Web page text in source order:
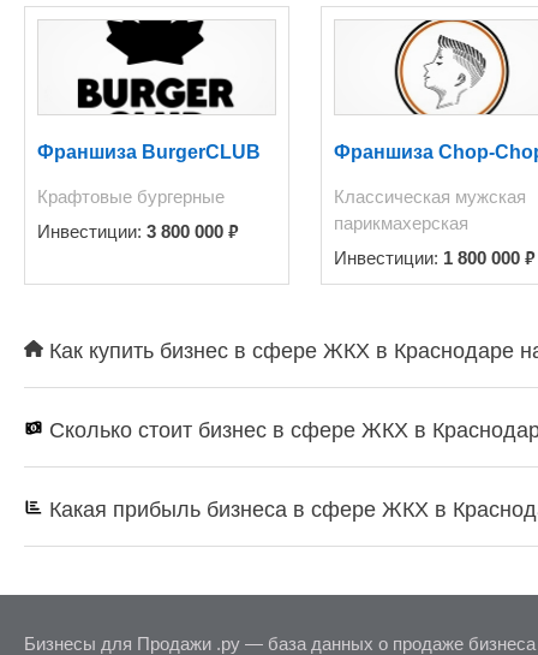
общего предприятия 95 млн. Пригород 50 млн. Окупаемость 3-4 года. Но в связи с быстрыми
темпами роста возможно и намного
http://youtu.be/O5oLlma68R8 ссылка на видео снятое для выпуска новостей в
предприятия, в 2013 г. - 1000 договоров. На
10 договоров. В данный момент практически готовы документы на
гарантию работы еще на
Франшиза BurgerCLUB
Крафтовые бургерные
Инвестиции: 3 800 000 ₽
Франшиза Chop-
Классическая мужская
парикмахерская
Инвестиции: 1 800 000 ₽
Как купить бизнес в сфере ЖКХ в Краснодаре
Сколько стоит бизнес в сфере ЖКХ в
Какая прибыль бизнеса в сфере ЖКХ в
Бизнесы для Продажи .ру — база данных о продаже